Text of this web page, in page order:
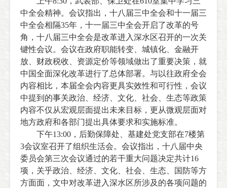
中全会精神。会议指出， 十八届三中全会和十一届三
中全会相隔35年，十一届三中全会开启了改革的号
角，十八届三中全会是改革进入深水区召开的一次关
键性会议。会议在政府职能转变、城镇化、金融开
放、财政税收、资源定价等领域做出了重要决策，就
中国全面深化改革进行了总体部署。 与以往政府全会
内容相比，本届全会内容更具实效性和可行性，会议
中提到的事关政治、经济、文化、社会、生态等政策
内容不仅从宏观层面提出未来目标，更从微观层面对
地方政府和各部门提出具体要求和实施标准。
下午13:00 ，后勤保障处、基建处党支部在7楼第
3会议室召开了组织生活会。会议指出， 十八届中央
委员会第三次会议通过的若干重大问题决定共计16
项，关乎政治、经济、文化、社会、生态、国防等方
方面面，文中对改革进入深水区所涉及的各项问题的